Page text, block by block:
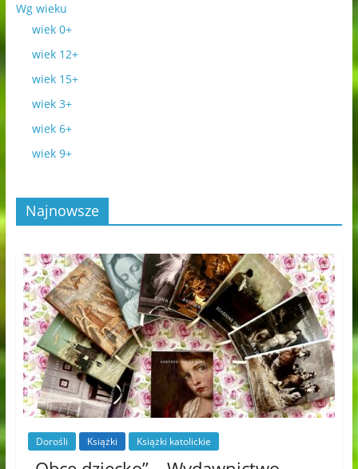
Wg wieku
wiek 0+
wiek 12+
wiek 15+
wiek 3+
wiek 6+
wiek 9+
Najnowsze
Dorośli Książki Książki katolickie